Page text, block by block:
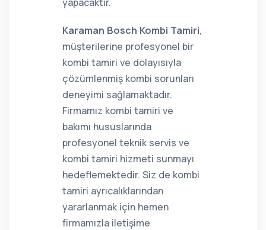
Karaman Bosch Kombi Tamiri,
müşterilerine profesyonel bir
kombi tamiri ve dolayısıyla
çözümlenmiş kombi sorunları
deneyimi sağlamaktadır.
Firmamız kombi tamiri ve
bakımı hususlarında
profesyonel teknik servis ve
kombi tamiri hizmeti sunmayı
hedeflemektedir. Siz de kombi
tamiri ayrıcalıklarından
yararlanmak için hemen
firmamızla iletişime